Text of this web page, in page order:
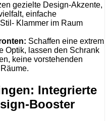
gezielte Design-Akzente,
einfache
Klammer im Raum
Schaffen eine extrem
Optik, lassen den Schrank
keine vorstehenden
Integrierte
Booster